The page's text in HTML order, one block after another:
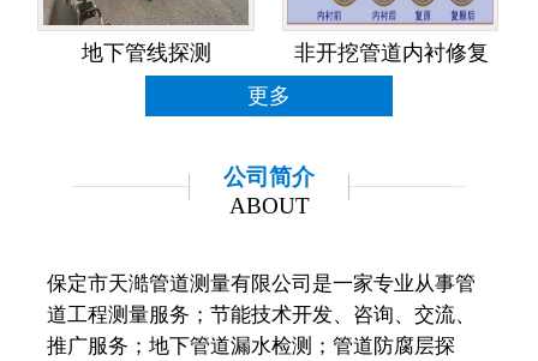
地下管线探测
非开挖管道内衬修复
更多
公司简介
ABOUT
保定市天澔管道测量有限公司是一家专业从事管
道工程测量服务；节能技术开发、咨询、交流、
推广服务；地下管道漏水检测；管道防腐层探